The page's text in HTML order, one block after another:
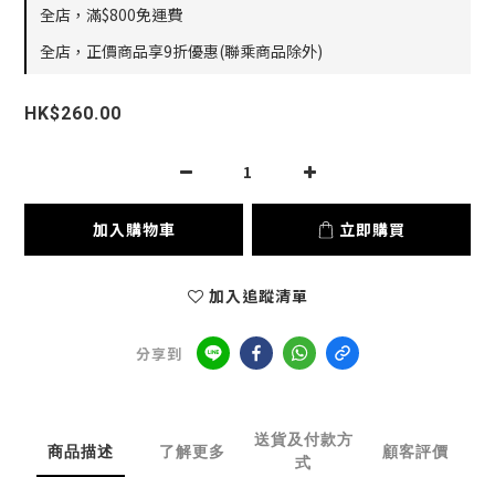
全店，滿$800免運費
全店，正價商品享9折優惠(聯乘商品除外)
HK$260.00
加入購物車 立即購買
加入追蹤清單
分享到
商品描述 了解更多
送貨及付款方
式
顧客評價